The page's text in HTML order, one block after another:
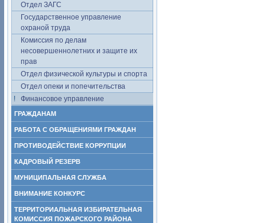
Отдел ЗАГС
Государственное управление
охраной труда
Комиссия по делам
несовершеннолетних и защите их
прав
Отдел физической культуры и спорта
Отдел опеки и попечительства
Финансовое управление
ГРАЖДАНАМ
РАБОТА С ОБРАЩЕНИЯМИ ГРАЖДАН
ПРОТИВОДЕЙСТВИЕ КОРРУПЦИИ
КАДРОВЫЙ РЕЗЕРВ
МУНИЦИПАЛЬНАЯ СЛУЖБА
ВНИМАНИЕ КОНКУРС
ТЕРРИТОРИАЛЬНАЯ ИЗБИРАТЕЛЬНАЯ
КОМИССИЯ ПОЖАРСКОГО РАЙОНА